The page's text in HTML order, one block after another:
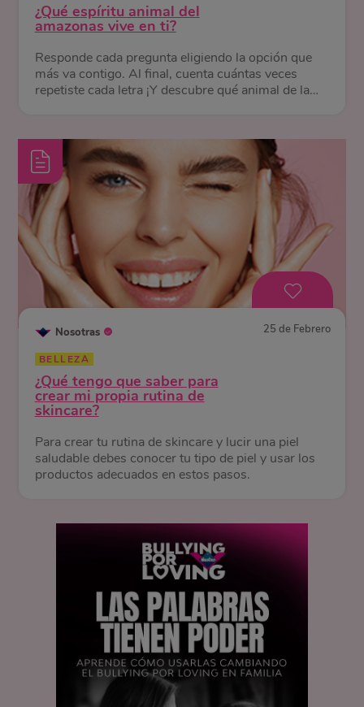
¿Qué espíritu animal del
amazonas vive en ti?
Responde cada pregunta eligiendo la opción que
más va contigo. Al final, cuenta cuántas veces
repetiste cada letra ¡Y descubre qué animal de la
Nosotras 25 de Febrero
BELLEZA
¿Qué tengo que saber para
crear mi propia rutina de
skincare?
Para crear tu rutina de skincare y lucir una piel
saludable debes conocer tu tipo de piel y usar los
productos adecuados en estos pasos.